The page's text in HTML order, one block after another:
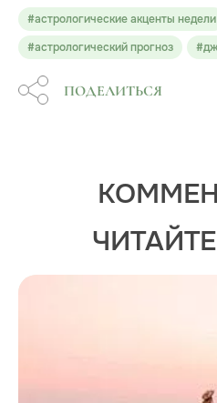
#астрологические акценты недели
#астрологический прогноз
ПОДЕЛИТЬСЯ